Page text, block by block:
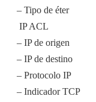
– Tipo de éter
 IP ACL
– IP de origen
– IP de destino
– Protocolo IP
– Indicador TCP